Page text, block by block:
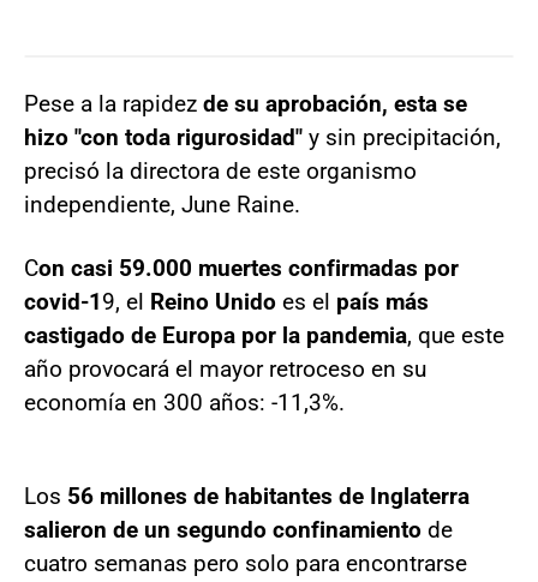
Pese a la rapidez de su aprobación, esta se
hizo "con toda rigurosidad" y sin precipitación,
precisó la directora de este organismo
independiente, June Raine.
Con casi 59.000 muertes confirmadas por
covid-19, el Reino Unido es el país más
castigado de Europa por la pandemia, que este
año provocará el mayor retroceso en su
economía en 300 años: -11,3%.
Los 56 millones de habitantes de Inglaterra
salieron de un segundo confinamiento de
cuatro semanas pero solo para encontrarse